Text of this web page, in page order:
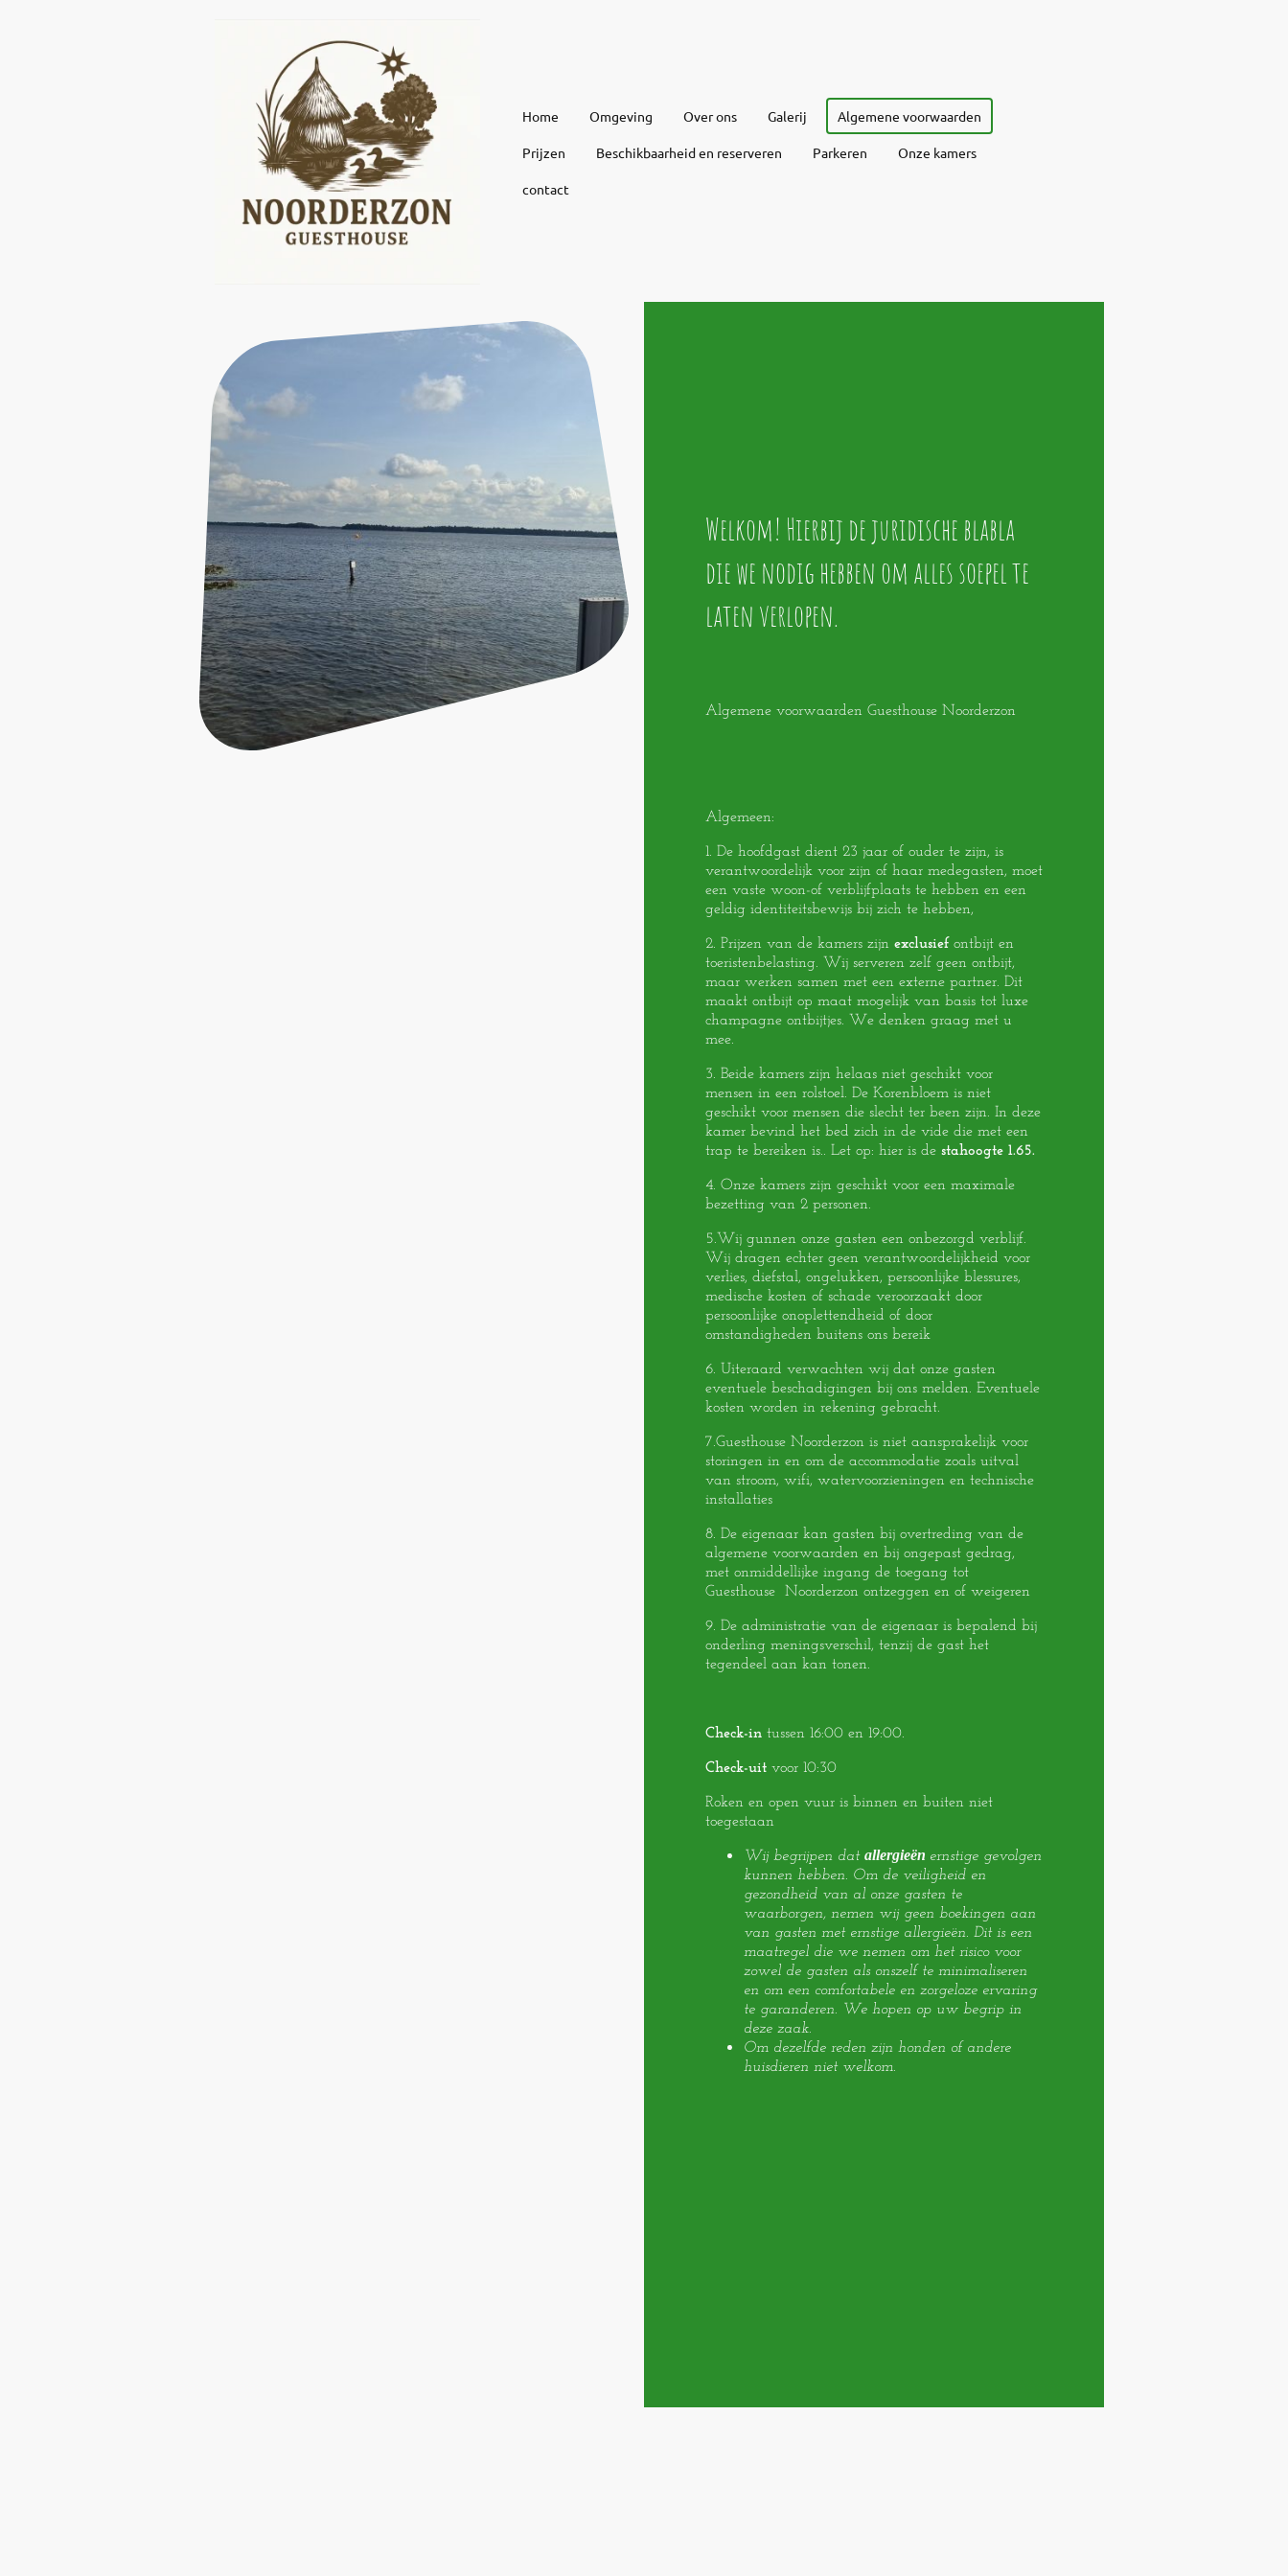
Home Omgeving Over ons Galerij Algemene voorwaarden
Prijzen Beschikbaarheid en reserveren Parkeren Onze kamers
contact
Welkom! Hierbij de juridische blabla
die we nodig hebben om alles soepel te
laten verlopen.
Algemene voorwaarden Guesthouse Noorderzon
Algemeen:
1. De hoofdgast dient 23 jaar of ouder te zijn, is
verantwoordelijk voor zijn of haar medegasten, moet
een vaste woon-of verblijfplaats te hebben en een
geldig identiteitsbewijs bij zich te hebben,
2. Prijzen van de kamers zijn exclusief ontbijt en
toeristenbelasting. Wij serveren zelf geen ontbijt,
maar werken samen met een externe partner. Dit
maakt ontbijt op maat mogelijk van basis tot luxe
champagne ontbijtjes. We denken graag met u
mee.
3. Beide kamers zijn helaas niet geschikt voor
mensen in een rolstoel. De Korenbloem is niet
geschikt voor mensen die slecht ter been zijn. In deze
kamer bevind het bed zich in de vide die met een
trap te bereiken is.. Let op: hier is de stahoogte 1.65.
4. Onze kamers zijn geschikt voor een maximale
bezetting van 2 personen.
5.Wij gunnen onze gasten een onbezorgd verblijf.
Wij dragen echter geen verantwoordelijkheid voor
verlies, diefstal, ongelukken, persoonlijke blessures,
medische kosten of schade veroorzaakt door
persoonlijke onoplettendheid of door
omstandigheden buitens ons bereik
6. Uiteraard verwachten wij dat onze gasten
eventuele beschadigingen bij ons melden. Eventuele
kosten worden in rekening gebracht.
7.Guesthouse Noorderzon is niet aansprakelijk voor
storingen in en om de accommodatie zoals uitval
van stroom, wifi, watervoorzieningen en technische
installaties
8. De eigenaar kan gasten bij overtreding van de
algemene voorwaarden en bij ongepast gedrag,
met onmiddellijke ingang de toegang tot
Guesthouse Noorderzon ontzeggen en of weigeren
9. De administratie van de eigenaar is bepalend bij
onderling meningsverschil, tenzij de gast het
tegendeel aan kan tonen.
Check-in tussen 16:00 en 19:00.
Check-uit voor 10:30
Roken en open vuur is binnen en buiten niet
toegestaan
Wij begrijpen dat allergieën ernstige gevolgen
kunnen hebben. Om de veiligheid en
gezondheid van al onze gasten te
waarborgen, nemen wij geen boekingen aan
van gasten met ernstige allergieën. Dit is een
maatregel die we nemen om het risico voor
zowel de gasten als onszelf te minimaliseren
en om een comfortabele en zorgeloze ervaring
te garanderen. We hopen op uw begrip in
deze zaak.
Om dezelfde reden zijn honden of andere
huisdieren niet welkom.